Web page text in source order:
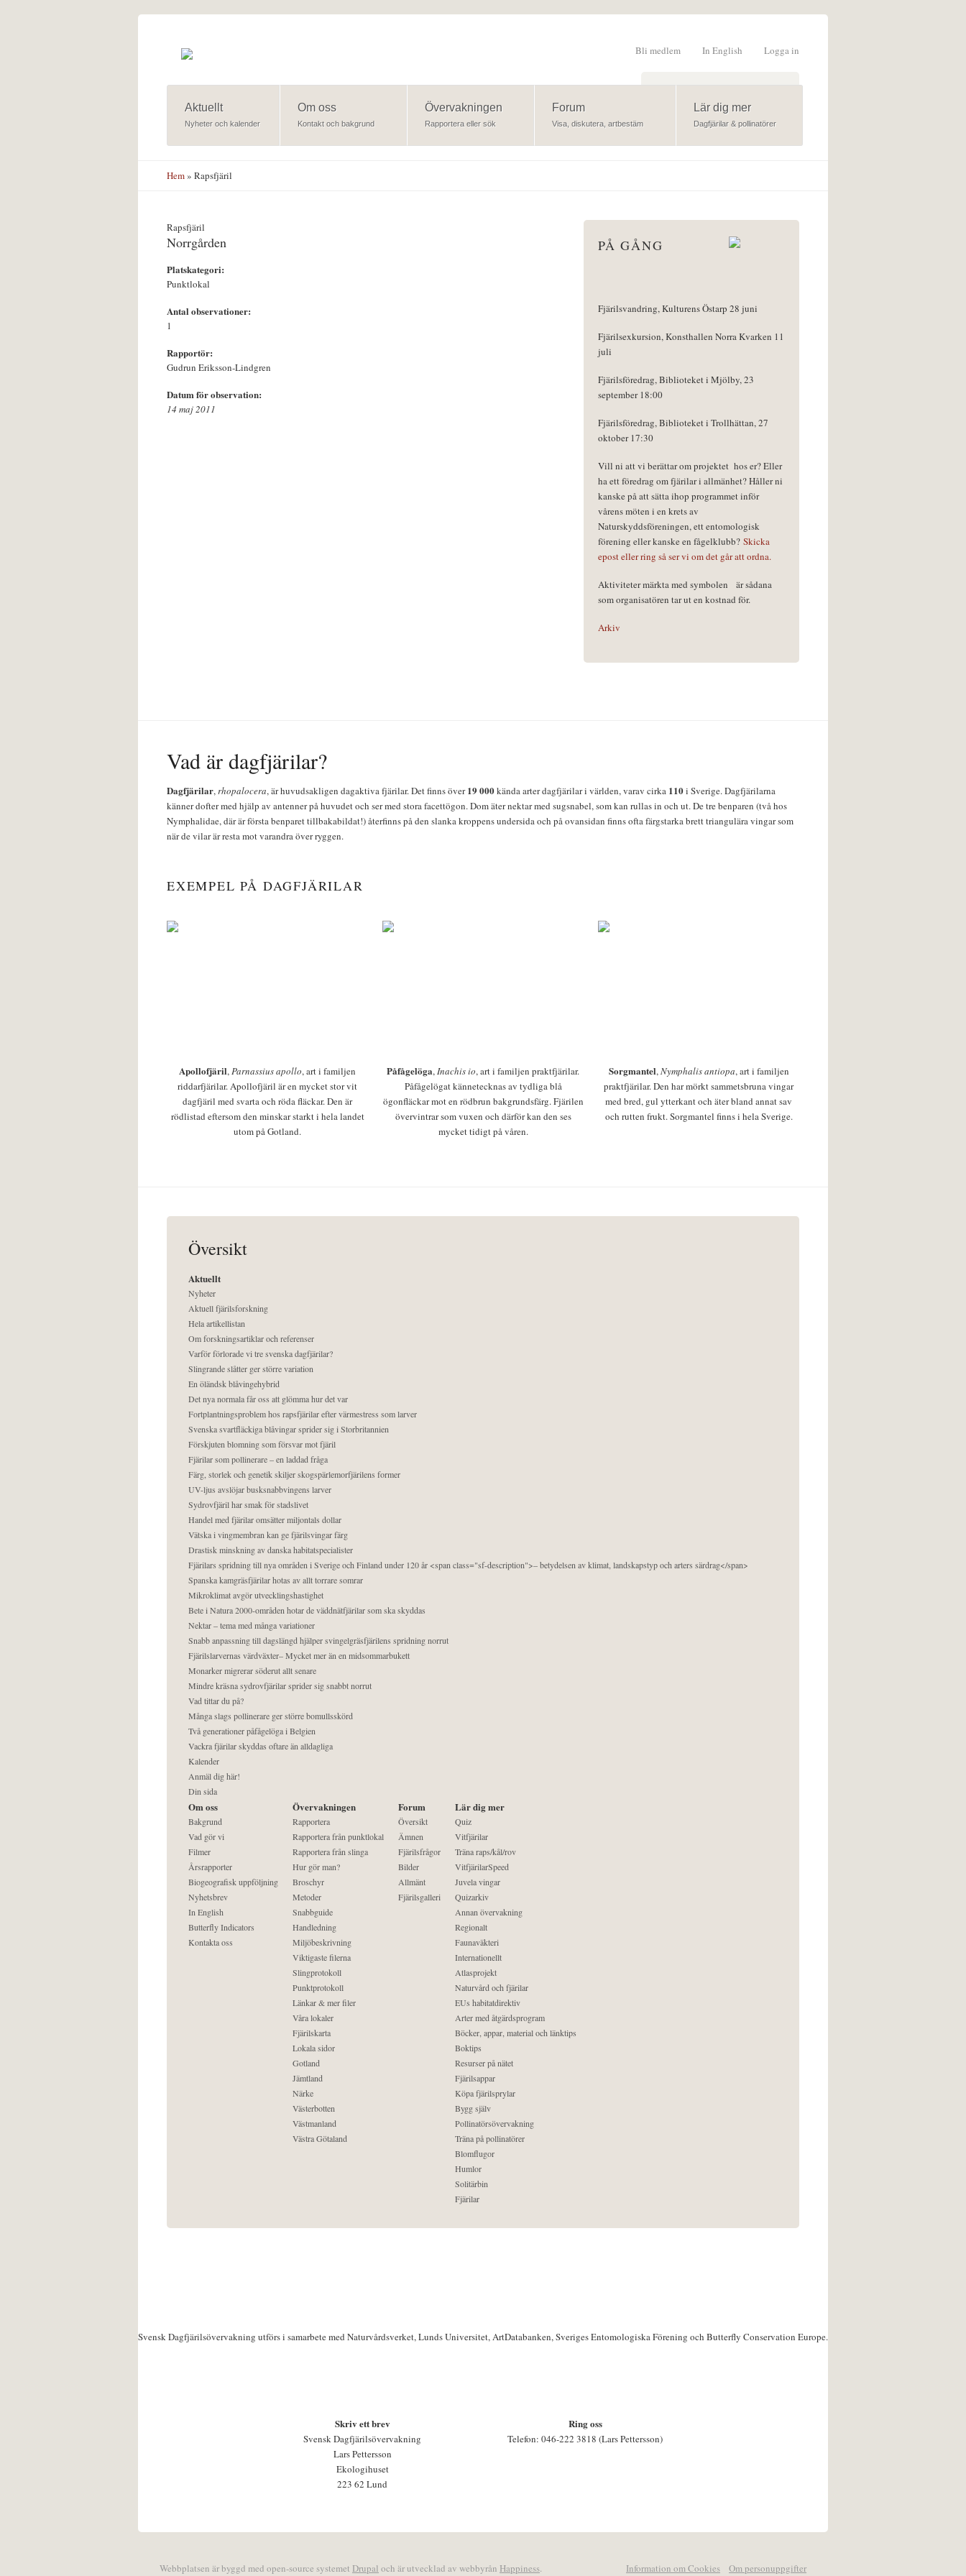
Logga in
In English
Bli medlem
Sökformulär
Aktuellt
Nyheter och kalender
Om oss
Kontakt och bakgrund
Övervakningen
Rapportera eller sök
Forum
Visa, diskutera, artbestäm
Lär dig mer
Dagfjärilar & pollinatörer
Hem» Rapsfjäril
Rapsfjäril
Norrgården
Platskategori:
Punktlokal
Antal observationer:
1
Rapportör:
Gudrun Eriksson-Lindgren
Datum för observation:
14 maj 2011
PÅ GÅNG
Fjärilsvandring, Kulturens Östarp 28 juni
Fjärilsexkursion, Konsthallen Norra Kvarken 11
juli
Fjärilsföredrag, Biblioteket i Mjölby, 23
september 18:00
Fjärilsföredrag, Biblioteket i Trollhättan, 27
oktober 17:30
Vill ni att vi berättar om projektet hos er? Eller
ha ett föredrag om fjärilar i allmänhet? Håller ni
kanske på att sätta ihop programmet inför
vårens möten i en krets av
Naturskyddsföreningen, ett entomologisk
förening eller kanske en fågelklubb? Skicka
epost eller ring så ser vi om det går att ordna.
Aktiviteter märkta med symbolen
är sådana
som organisatören tar ut en kostnad för.
Arkiv
Vad är dagfjärilar?
Dagfjärilar,rhopalocera, är huvudsakligen dagaktiva fjärilar. Det finns över19 000kända arter dagfjärilar i världen, varav cirka 110i Sverige. Dagfjärilarna
känner dofter med hjälp av antenner på huvudet och ser med stora facettögon. Dom äter nektar med sugsnabel, som kan rullas in och ut. De tre benparen (två hos
Nymphalidae, där är första benparet tillbakabildat!) återfinns på den slanka kroppens undersida och på ovansidan finns ofta färgstarka brett triangulära vingar som
när de vilar är resta mot varandra över ryggen.
EXEMPEL PÅ DAGFJÄRILAR
Apollofjäril,Parnassius apollo, art i familjen
riddarfjärilar. Apollofjäril är en mycket stor vit
dagfjäril med svarta och röda fläckar. Den är
rödlistad eftersom den minskar starkt i hela landet
utom på Gotland.
Påfågelöga,Inachis io, art i familjen praktfjärilar.
Påfågelögat kännetecknas av tydliga blå
ögonfläckar mot en rödbrun bakgrundsfärg. Fjärilen
övervintrar som vuxen och därför kan den ses
mycket tidigt på våren.
Sorgmantel,Nymphalis antiopa, art i familjen
praktfjärilar. Den har mörkt sammetsbruna vingar
med bred, gul ytterkant och äter bland annat sav
och rutten frukt. Sorgmantel finns i hela Sverige.
Översikt
Aktuellt
Nyheter
Aktuell fjärilsforskning
Hela artikellistan
Om forskningsartiklar och referenser
Varför förlorade vi tre svenska dagfjärilar?
Slingrande slåtter ger större variation
En öländsk blåvingehybrid
Det nya normala får oss att glömma hur det var
Fortplantningsproblem hos rapsfjärilar efter värmestress som larver
Svenska svartfläckiga blåvingar sprider sig i Storbritannien
Förskjuten blomning som försvar mot fjäril
Fjärilar som pollinerare – en laddad fråga
Färg, storlek och genetik skiljer skogspärlemorfjärilens former
UV-ljus avslöjar busksnabbvingens larver
Sydrovfjäril har smak för stadslivet
Handel med fjärilar omsätter miljontals dollar
Vätska i vingmembran kan ge fjärilsvingar färg
Drastisk minskning av danska habitatspecialister
Fjärilars spridning till nya områden i Sverige och Finland under 120 år <span class="sf-description">– betydelsen av klimat, landskapstyp och arters särdrag</span>
Spanska kamgräsfjärilar hotas av allt torrare somrar
Mikroklimat avgör utvecklingshastighet
Bete i Natura 2000-områden hotar de väddnätfjärilar som ska skyddas
Nektar – tema med många variationer
Snabb anpassning till dagslängd hjälper svingelgräsfjärilens spridning norrut
Fjärilslarvernas värdväxter– Mycket mer än en midsommarbukett
Monarker migrerar söderut allt senare
Mindre kräsna sydrovfjärilar sprider sig snabbt norrut
Vad tittar du på?
Många slags pollinerare ger större bomullsskörd
Två generationer påfågelöga i Belgien
Vackra fjärilar skyddas oftare än alldagliga
Kalender
Anmäl dig här!
Din sida
Om oss
Bakgrund
Vad gör vi
Filmer
Årsrapporter
Biogeografisk uppföljning
Nyhetsbrev
In English
Butterfly Indicators
Kontakta oss
Övervakningen
Rapportera
Rapportera från punktlokal
Rapportera från slinga
Hur gör man?
Broschyr
Metoder
Snabbguide
Handledning
Miljöbeskrivning
Viktigaste filerna
Slingprotokoll
Punktprotokoll
Länkar & mer filer
Våra lokaler
Fjärilskarta
Lokala sidor
Gotland
Jämtland
Närke
Västerbotten
Västmanland
Västra Götaland
Forum
Översikt
Ämnen
Fjärilsfrågor
Bilder
Allmänt
Fjärilsgalleri
Lär dig mer
Quiz
Vitfjärilar
Träna raps/kål/rov
VitfjärilarSpeed
Juvela vingar
Quizarkiv
Annan övervakning
Regionalt
Faunaväkteri
Internationellt
Atlasprojekt
Naturvård och fjärilar
EUs habitatdirektiv
Arter med åtgärdsprogram
Böcker, appar, material och länktips
Boktips
Resurser på nätet
Fjärilsappar
Köpa fjärilsprylar
Bygg själv
Pollinatörsövervakning
Träna på pollinatörer
Blomflugor
Humlor
Solitärbin
Fjärilar
Svensk Dagfjärilsövervakning utförs i samarbete med Naturvårdsverket, Lunds Universitet, ArtDatabanken, Sveriges Entomologiska Förening och Butterfly Conservation Europe.
Skriv ett brev
Svensk Dagfjärilsövervakning
Lars Pettersson
Ekologihuset
223 62 Lund
Ring oss
Telefon: 046-222 3818 (Lars Pettersson)
Webbplatsen är byggd med open-source systemet Drupal och är utvecklad av webbyrån Happiness. Information om Cookies Om personuppgifter